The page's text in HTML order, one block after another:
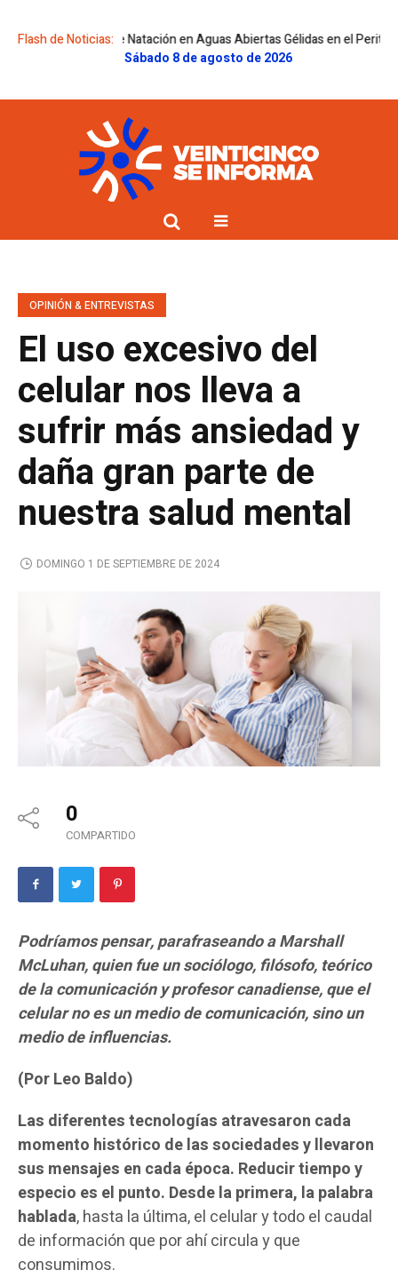
Flash de Noticias:
de Natación en Aguas Abiertas Gélidas en el Perito Moreno
Sábado 8 de agosto de 2026
OPINIÓN & ENTREVISTAS
El uso excesivo del
celular nos lleva a
sufrir más ansiedad y
daña gran parte de
nuestra salud mental
DOMINGO 1 DE SEPTIEMBRE DE 2024
0
COMPARTIDO
Podríamos pensar, parafraseando a Marshall
McLuhan, quien fue un sociólogo, filósofo, teórico
de la comunicación y profesor canadiense, que el
celular no es un medio de comunicación, sino un
medio de influencias.
(Por Leo Baldo)
Las diferentes tecnologías atravesaron cada
momento histórico de las sociedades y llevaron
sus mensajes en cada época. Reducir tiempo y
especio es el punto. Desde la primera, la palabra
hablada, hasta la última, el celular y todo el caudal
de información que por ahí circula y que
consumimos.